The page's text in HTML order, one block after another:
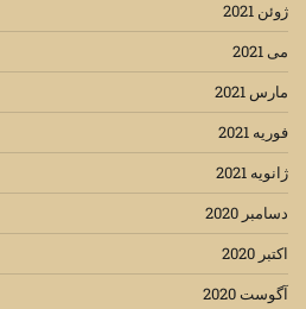
ژوئن 2021
می 2021
مارس 2021
فوریه 2021
ژانویه 2021
دسامبر 2020
اکتبر 2020
آگوست 2020